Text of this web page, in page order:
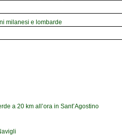
milanesi e lombarde
a 20 km all’ora in Sant’Agostino